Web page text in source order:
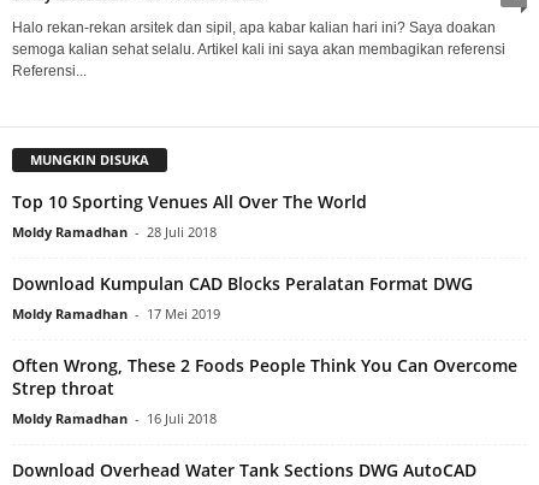
Halo rekan-rekan arsitek dan sipil, apa kabar kalian hari ini? Saya doakan
semoga kalian sehat selalu. Artikel kali ini saya akan membagikan referensi
Referensi...
MUNGKIN DISUKA
Top 10 Sporting Venues All Over The World
Moldy Ramadhan - 28 Juli 2018
Download Kumpulan CAD Blocks Peralatan Format DWG
Moldy Ramadhan - 17 Mei 2019
Often Wrong, These 2 Foods People Think You Can Overcome
Strep throat
Moldy Ramadhan - 16 Juli 2018
Download Overhead Water Tank Sections DWG AutoCAD